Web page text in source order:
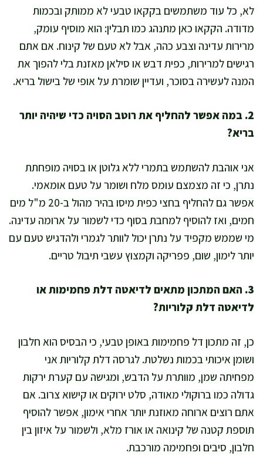
לא, כל עוד משתמשים בקקאו טבעי לא ממותק ובכמות
מדודה. הקקאו כאן מתנהג כמו תבלין: הוא מוסיף עומק,
מרירות עדינה וצבע כהה, אבל לא טעם של קינוח. אם אתם
רגישים למרירות, כפית דבש או סילאן מאזנת בלי להפוך את
המנה לעשירה בסוכר, ועדיין שומרת על אופי של בישול בריא.
2. במה אפשר להחליף את רוטב הסויה כדי שיהיה יותר
בריא?
אני אוהבת להשתמש בתמרי ללא גלוטן או בסויה מופחתת
נתרן, כי זה מצמצם עומס מלח ושומר על טעם אומאמי.
אפשר גם להחליף בחצי כפית מיסו בהיר מהול ב-20 מ"ל מים
חמים, ואז להוסיף למחבת בסוף כדי לשמור על ארומה עדינה.
מי שממש מקפיד על נתרן יכול לוותר לגמרי ולהדגיש טעם עם
יותר לימון, שום, פפריקה וקמצוץ עשבי תיבול טריים.
3. האם המתכון מתאים לדיאטה דלת פחמימות או
לדיאטה דלת קלוריות?
כן, זה מתכון דל פחמימות באופן טבעי, כי הבסיס הוא חלבון
ושומן איכותי בכמות נשלטת. לגרסה דלת קלוריות אני
מפחיתה שמן, מוותרת על הדבש, ומגישה עם קערת ירקות
גדולה כמו ברוקולי מאודה, סלט ירוקים או קישוא צרוב. אם
אתם רוצים ארוחה מאוזנת יותר אחרי אימון, אפשר להוסיף
תוספת קטנה של קינואה או אורז מלא, ולשמור על איזון בין
חלבון, סיבים ופחמימה מורכבת.